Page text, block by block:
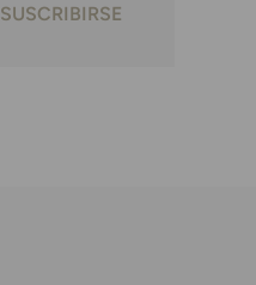
SUSCRIBIRSE